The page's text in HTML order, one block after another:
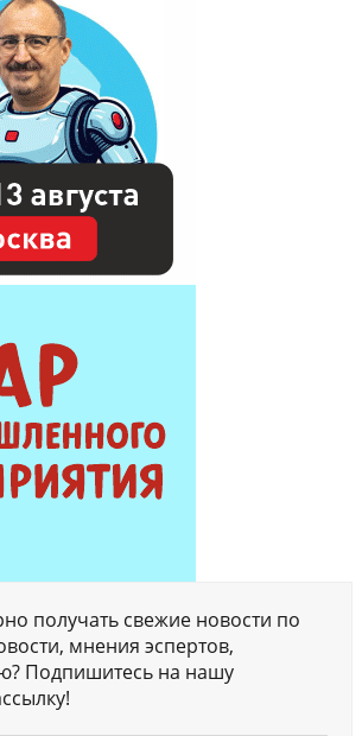
получать свежие новости по
мнения эспертов,
Подпишитесь на нашу